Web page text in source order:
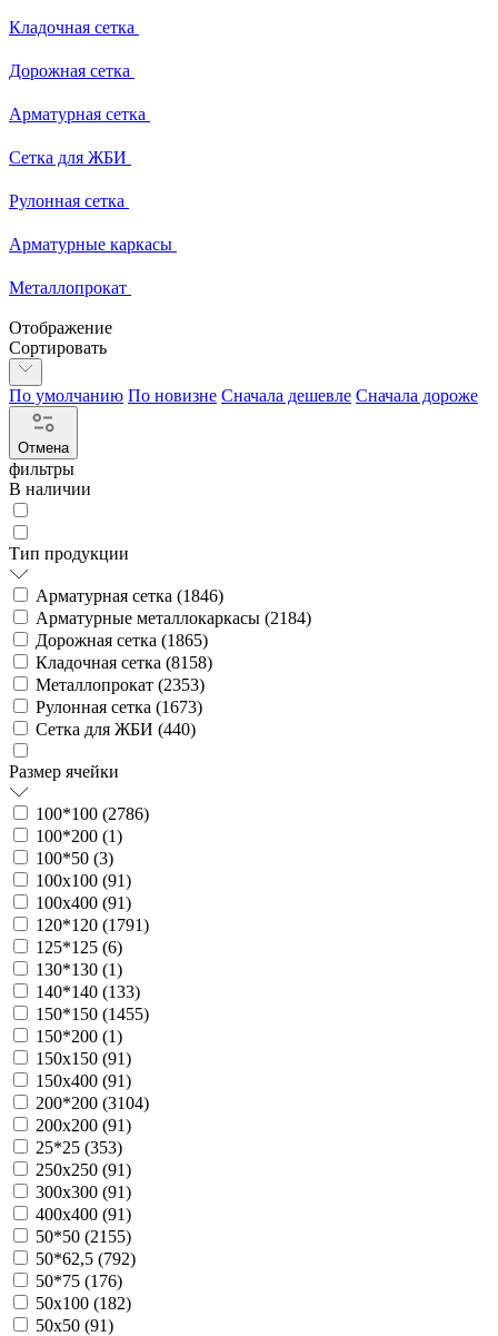
Кладочная сетка
Дорожная сетка
Арматурная сетка
Сетка для ЖБИ
Рулонная сетка
Арматурные каркасы
Металлопрокат
Отображение
Сортировать
По умолчанию По новизне Сначала дешевле Сначала дороже
Отмена
фильтры
В наличии
Тип продукции
Арматурная сетка (1846)
Арматурные металлокаркасы (2184)
Дорожная сетка (1865)
Кладочная сетка (8158)
Металлопрокат (2353)
Рулонная сетка (1673)
Сетка для ЖБИ (440)
Размер ячейки
100*100 (2786)
100*200 (1)
100*50 (3)
100х100 (91)
100х400 (91)
120*120 (1791)
125*125 (6)
130*130 (1)
140*140 (133)
150*150 (1455)
150*200 (1)
150х150 (91)
150х400 (91)
200*200 (3104)
200х200 (91)
25*25 (353)
250х250 (91)
300х300 (91)
400х400 (91)
50*50 (2155)
50*62,5 (792)
50*75 (176)
50х100 (182)
50х50 (91)